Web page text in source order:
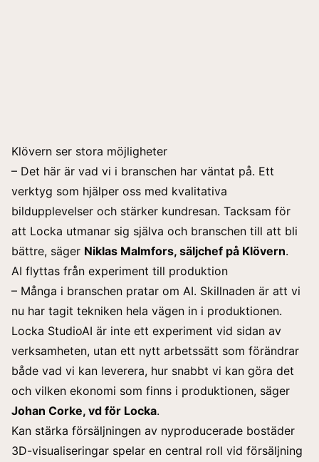
Klövern ser stora möjligheter
– Det här är vad vi i branschen har väntat på. Ett
verktyg som hjälper oss med kvalitativa
bildupplevelser och stärker kundresan. Tacksam för
att Locka utmanar sig själva och branschen till att bli
bättre, säger Niklas Malmfors, säljchef på Klövern.
AI flyttas från experiment till produktion
– Många i branschen pratar om AI. Skillnaden är att vi
nu har tagit tekniken hela vägen in i produktionen.
Locka StudioAI är inte ett experiment vid sidan av
verksamheten, utan ett nytt arbetssätt som förändrar
både vad vi kan leverera, hur snabbt vi kan göra det
och vilken ekonomi som finns i produktionen, säger
Johan Corke, vd för Locka.
Kan stärka försäljningen av nyproducerade bostäder
3D-visualiseringar spelar en central roll vid försäljning